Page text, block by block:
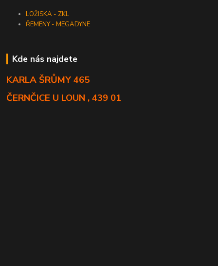
LOŽISKA - ZKL
ŘEMENY - MEGADYNE
Kde nás najdete
KARLA ŠRŮMY 465
ČERNČICE U LOUN , 439 01